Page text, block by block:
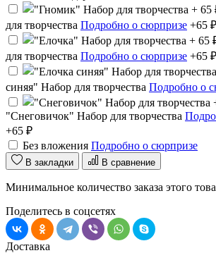
для творчества Подробно о сюрпризе +65 ₽
для творчества Подробно о сюрпризе +65 ₽
синяя" Набор для творчества Подробно о
"Снеговичок" Набор для творчества
+65 ₽
Без вложения Подробно о сюрпризе
В закладки В сравнение
Минимальное количество заказа этого
Поделитесь в соцсетях
Доставка